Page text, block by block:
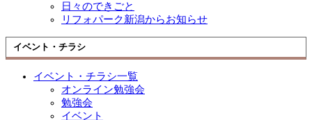
日々のできごと
リフォパーク新潟からお知らせ
イベント・チラシ
イベント・チラシ一覧
オンライン勉強会
勉強会
イベント